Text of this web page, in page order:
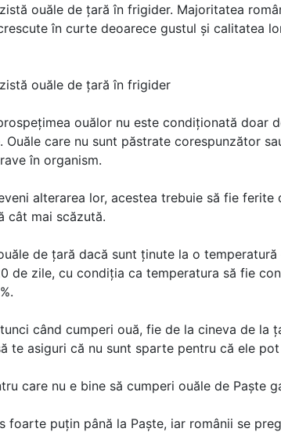
ouăle de țară în frigider. Majoritatea
în curte deoarece gustul și calitatea
ouăle de țară în frigider
ouălor nu este condiționată doar
Ouăle care nu sunt păstrate corespunzător
în organism.
alterarea lor, acestea trebuie să fie ferite
cât mai scăzută.
de țară dacă sunt ținute la o
de zile, cu condiția ca temperatura să fie
când cumperi ouă, fie de la cineva de la
te asiguri că nu sunt sparte pentru că ele
care nu e bine să cumperi ouăle de Paște
foarte puțin până la Paște, iar românii se